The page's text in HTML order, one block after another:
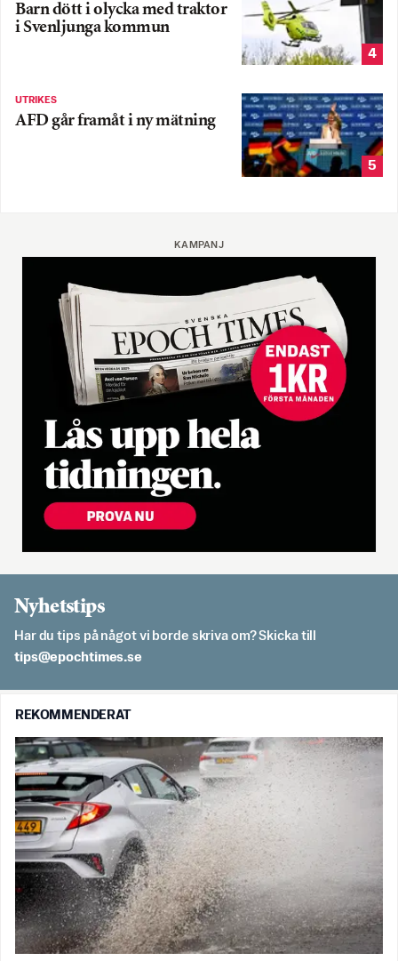
Barn dött i olycka med traktor
i Svenljunga kommun
4
UTRIKES
AFD går framåt i ny mätning
5
KAMPANJ
Nyhetstips
Har du tips på något vi borde skriva om? Skicka till
es.semithcope@spit
REKOMMENDERAT